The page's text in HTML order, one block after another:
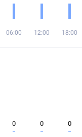
06:00 12:00 18:00
0 0 0